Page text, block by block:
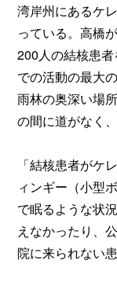
湾岸州にあるケ
っている。高橋
200人の結核患
での活動の最大
雨林の奥深い場
の間に道がなく
「結核患者がケ
ィンギー（小型
で眠るような状
えなかったり、
院に来られない